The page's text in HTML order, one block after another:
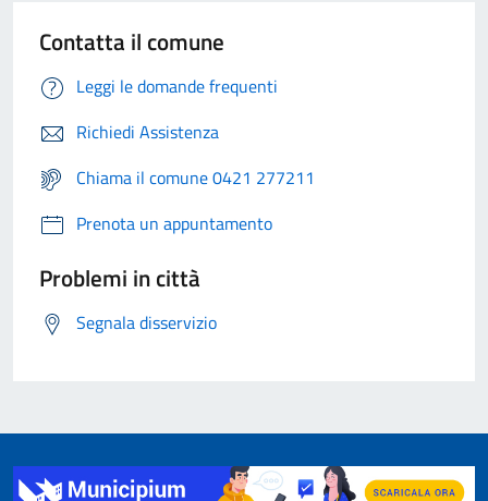
Contatta il comune
Leggi le domande frequenti
Richiedi Assistenza
Chiama il comune 0421 277211
Prenota un appuntamento
Problemi in città
Segnala disservizio